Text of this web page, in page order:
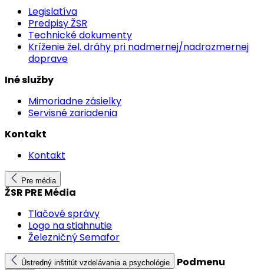
Legislatíva
Predpisy ŽSR
Technické dokumenty
Kríženie žel. dráhy pri nadmernej/nadrozmernej
doprave
Iné služby
Mimoriadne zásielky
Servisné zariadenia
Kontakt
Kontakt
Pre média
ŽSR PRE Média
Tlačové správy
Logo na stiahnutie
Železničný Semafor
Ústredný inštitút vzdelávania a psychológie Podmenu